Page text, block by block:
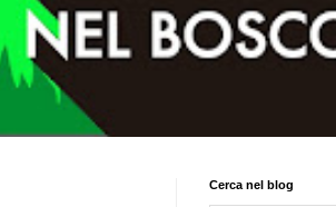
Cerca nel blog